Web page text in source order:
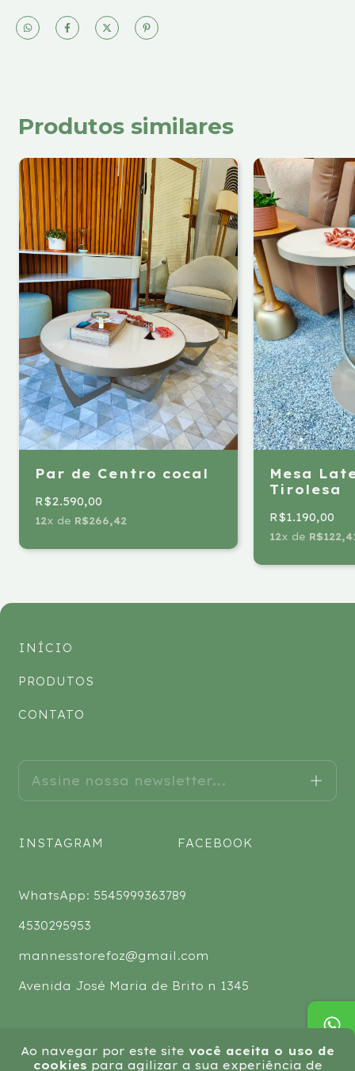
Ao navegar por este site você aceita o uso de
cookies para agilizar a sua experiência de
Produtos similares
Par de Centro cocal
R$2.590,00
12x de R$266,42
Mesa
Tirolesa
R$1.190,00
12x de
INÍCIO
PRODUTOS
CONTATO
INSTAGRAM FACEBOOK
WhatsApp: 5545999363789
4530295953
mannesstorefoz@gmail.com
Avenida José Maria de Brito n 1345